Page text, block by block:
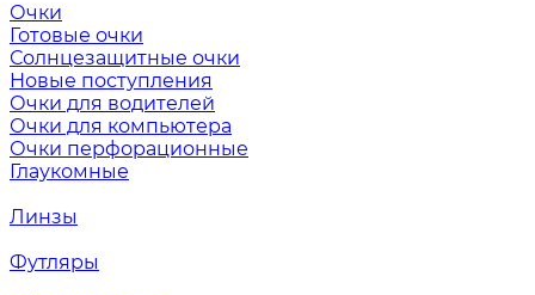
Очки
Готовые очки
Солнцезащитные очки
Новые поступления
Очки для водителей
Очки для компьютера
Очки перфорационные
Глаукомные
Линзы
Футляры